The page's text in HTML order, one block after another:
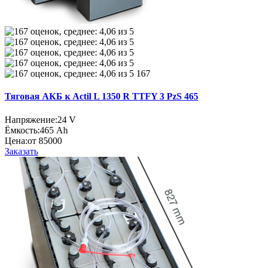
167
Тяговая АКБ к Actil L 1350 R TTFY 3 PzS 465
Напряжение:24 V
Ёмкость:465 Ah
Цена:от 85000
Заказать